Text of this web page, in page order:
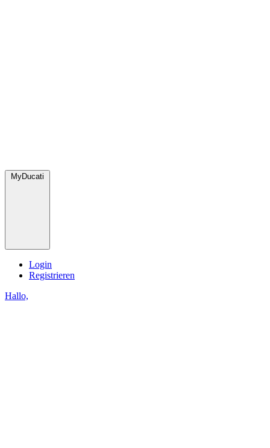
MyDucati
Login
Registrieren
Hallo,